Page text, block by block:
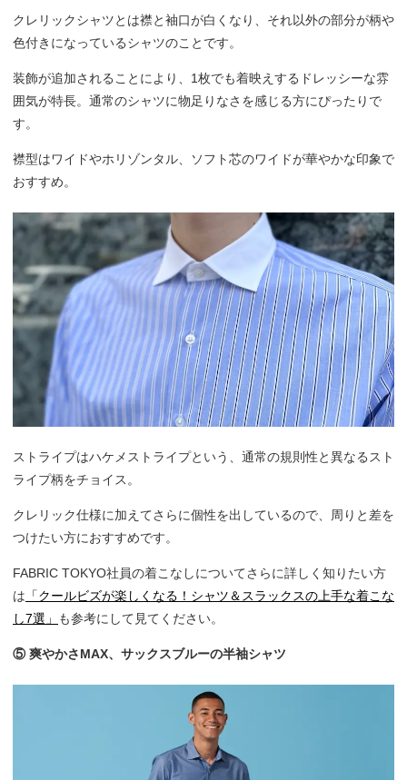
クレリックシャツとは襟と袖口が白くなり、それ以外の部分が柄や
色付きになっているシャツのことです。
装飾が追加されることにより、1枚でも着映えするドレッシーな雰
囲気が特長。通常のシャツに物足りなさを感じる方にぴったりで
す。
襟型はワイドやホリゾンタル、ソフト芯のワイドが華やかな印象で
おすすめ。
ストライプはハケメストライプという、通常の規則性と異なるスト
ライプ柄をチョイス。
クレリック仕様に加えてさらに個性を出しているので、周りと差を
つけたい方におすすめです。
FABRIC TOKYO社員の着こなしについてさらに詳しく知りたい方
は 「クールビズが楽しくなる！シャツ＆スラックスの上手な着こな
し7選」
も参考にして見てください。
⑤ 爽やかさMAX、サックスブルーの半袖シャツ